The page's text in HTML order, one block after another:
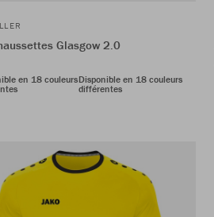
Glasgow 2.0
en 18 couleursDisponible en 18 couleurs
différentes